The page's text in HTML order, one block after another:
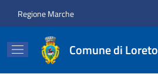
Regione Marche
Comune di Loreto